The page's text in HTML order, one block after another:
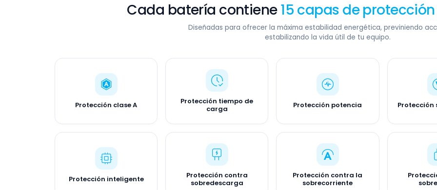
Cada batería contiene15 capas de protección
Diseñadas para ofrecer la máxima estabilidad energética, previniendo
estabilizando la vida útil de tu equipo.
Protección clase A
Protección tiempo de
carga
Protección potencia Protección
Protección inteligente
Protección contra
sobredescarga
Protección contra la
sobrecorriente